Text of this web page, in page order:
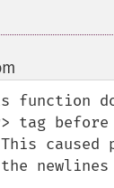
tag
caused
newlines